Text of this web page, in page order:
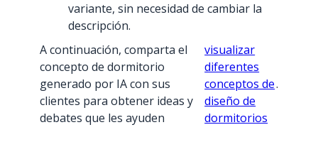
variante, sin necesidad de cambiar la
descripción.
A continuación, comparta el
concepto de dormitorio
generado por IA con sus
clientes para obtener ideas y
debates que les ayuden
visualizar
diferentes
conceptos de
diseño de
dormitorios
.